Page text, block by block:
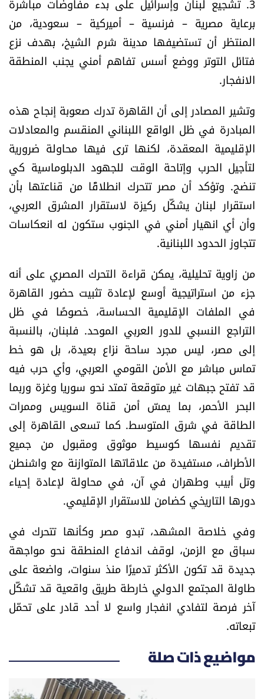
برعاية مصرية – فرنسية – أميركية – سعودية، من
المنتظر أن تستضيفها مدينة شرم الشيخ، بهدف نزع
فتائل التوتر ووضع أسس تفاهم أمني يجنب المنطقة
الانفجار.
وتشير المصادر إلى أن القاهرة تدرك صعوبة إنجاح هذه
المبادرة في ظل الواقع اللبناني المنقسم والمعادلات
الإقليمية المعقدة، لكنها ترى فيها محاولة ضرورية
لتأجيل الحرب وإتاحة الوقت للجهود الدبلوماسية كي
تنضج. وتؤكد أن مصر تتحرك انطلاقًا من قناعتها بأن
استقرار لبنان يشكّل ركيزة لاستقرار المشرق العربي،
وأن أي انهيار أمني في الجنوب ستكون له انعكاسات
تتجاوز الحدود اللبنانية.
من زاوية تحليلية، يمكن قراءة التحرك المصري على أنه
جزء من استراتيجية أوسع لإعادة تثبيت حضور القاهرة
في الملفات الإقليمية الحساسة، خصوصًا في ظل
التراجع النسبي للدور العربي الموحد. فلبنان، بالنسبة
إلى مصر، ليس مجرد ساحة نزاع بعيدة، بل هو خط
تماس مباشر مع الأمن القومي العربي، وأي حرب فيه
قد تفتح جبهات غير متوقعة تمتد نحو سوريا وغزة وربما
البحر الأحمر، بما يمسّ أمن قناة السويس وممرات
الطاقة في شرق المتوسط. كما تسعى القاهرة إلى
تقديم نفسها كوسيط موثوق ومقبول من جميع
الأطراف، مستفيدة من علاقاتها المتوازنة مع واشنطن
وتل أبيب وطهران في آن، في محاولة لإعادة إحياء
دورها التاريخي كضامن للاستقرار الإقليمي.
وفي خلاصة المشهد، تبدو مصر وكأنها تتحرك في
سباق مع الزمن، لوقف اندفاع المنطقة نحو مواجهة
جديدة قد تكون الأكثر تدميرًا منذ سنوات، واضعة على
طاولة المجتمع الدولي خارطة طريق واقعية قد تشكّل
آخر فرصة لتفادي انفجار واسع لا أحد قادر على تحمّل
تبعاته.
مواضيع ذات صلة